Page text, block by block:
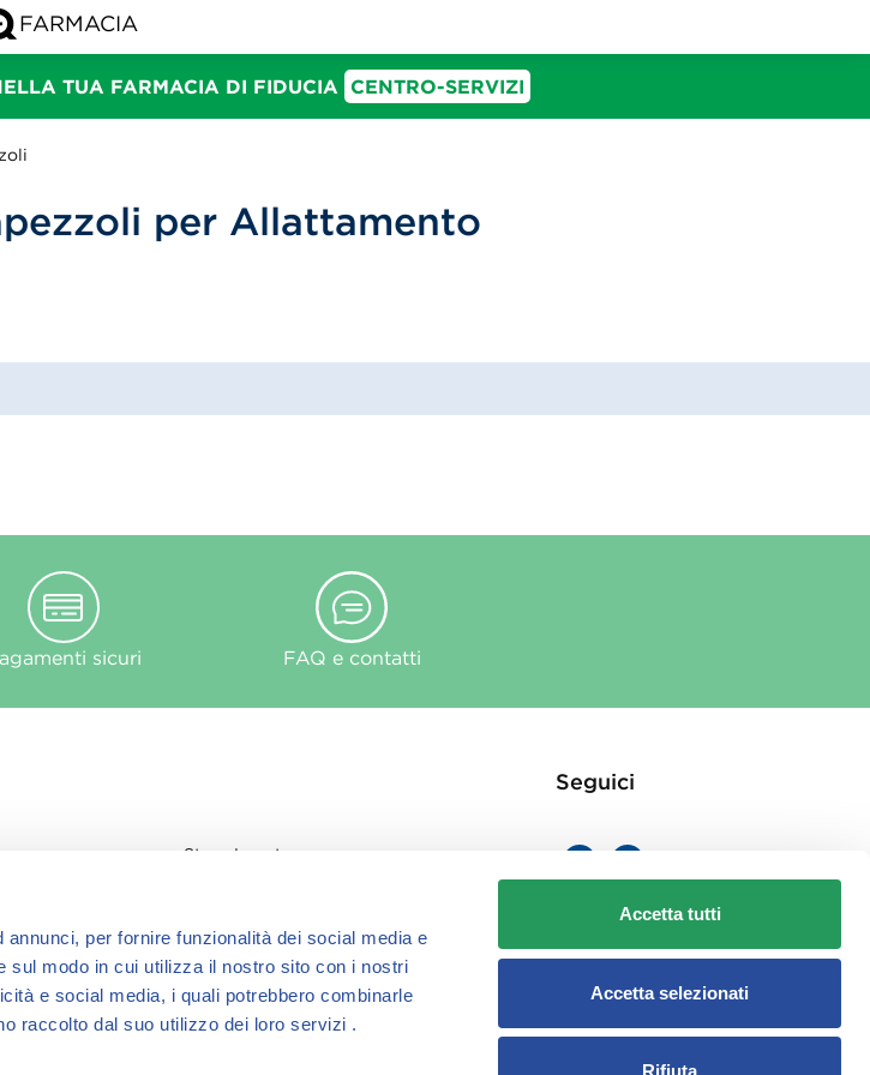
per fornire funzionalità dei social media e
sul modo in cui utilizza il nostro sito con i nostri
e social media, i quali potrebbero combinarle
raccolto dal suo utilizzo dei loro servizi .
Accetta tutti
Accetta selezionati
Rifiuta
TUA FARMACIA DI FIDUCIA CENTRO-SERVIZI
per Allattamento
sicuri FAQ e contatti
Store Locator
Seguici